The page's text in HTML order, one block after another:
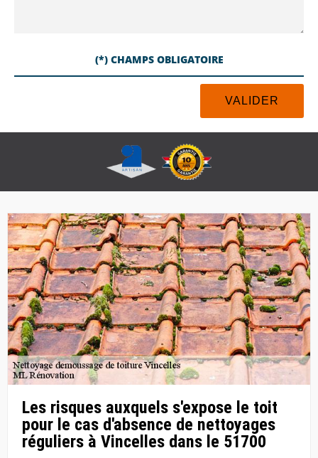
(*) CHAMPS OBLIGATOIRE
Les risques auxquels s'expose le toit
pour le cas d'absence de nettoyages
réguliers à Vincelles dans le 51700